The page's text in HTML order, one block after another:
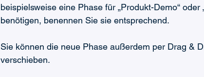
beispielsweise eine Phase für „Produkt-Demo“
benötigen, benennen Sie sie entsprechend.
Sie können die neue Phase außerdem per Drag &
verschieben.